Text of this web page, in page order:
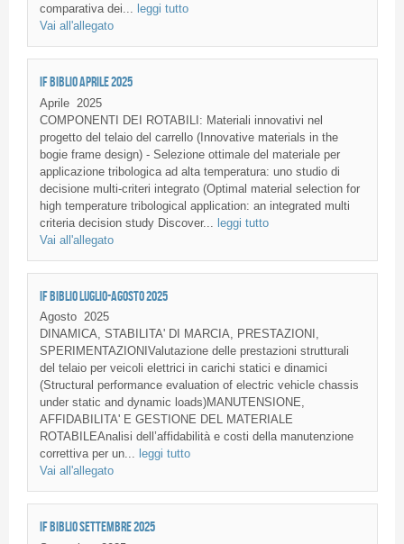
comparativa dei... leggi tutto
Vai all'allegato
IF BIBLIO APRILE 2025
Aprile
2025
COMPONENTI DEI ROTABILI: Materiali innovativi nel
progetto del telaio del carrello (Innovative materials in the
bogie frame design) - Selezione ottimale del materiale per
applicazione tribologica ad alta temperatura: uno studio di
decisione multi-criteri integrato (Optimal material selection for
high temperature tribological application: an integrated multi
criteria decision study Discover...
leggi tutto
Vai all'allegato
IF BIBLIO LUGLIO-AGOSTO 2025
Agosto 2025
DINAMICA, STABILITA' DI MARCIA, PRESTAZIONI,
SPERIMENTAZIONIValutazione delle prestazioni strutturali
del telaio per veicoli elettrici in carichi statici e dinamici
(Structural performance evaluation of electric vehicle chassis
under static and dynamic loads)MANUTENSIONE,
AFFIDABILITA' E GESTIONE DEL MATERIALE
ROTABILEAnalisi dell’affidabilità e costi della manutenzione
correttiva per un... leggi tutto
Vai all'allegato
IF BIBLIO SETTEMBRE 2025